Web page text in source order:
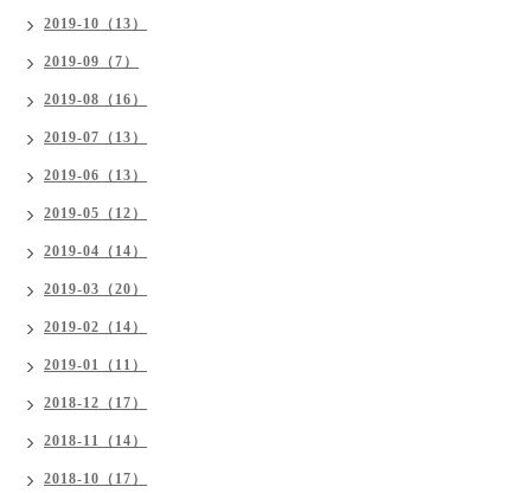
2019-10（13）
2019-09（7）
2019-08（16）
2019-07（13）
2019-06（13）
2019-05（12）
2019-04（14）
2019-03（20）
2019-02（14）
2019-01（11）
2018-12（17）
2018-11（14）
2018-10（17）